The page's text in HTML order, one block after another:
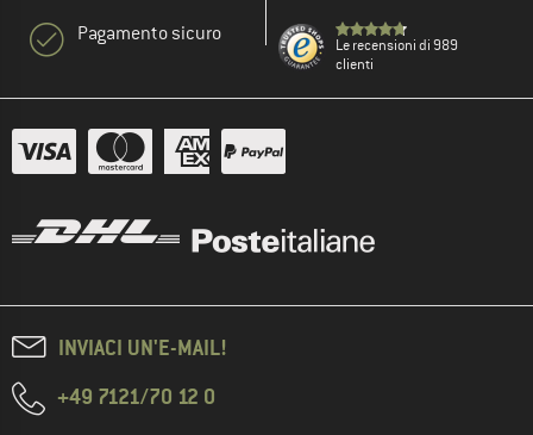
Pagamento sicuro
Le recensioni di 989
clienti
INVIACI UN'E-MAIL!
+49 7121/70 12 0